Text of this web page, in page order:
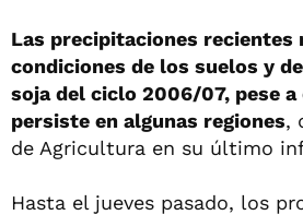
Las precipitaciones recientes
condiciones de los suelos y
soja del ciclo 2006/07, pese
persiste en algunas regiones,
de Agricultura en su último
Hasta el jueves pasado, los